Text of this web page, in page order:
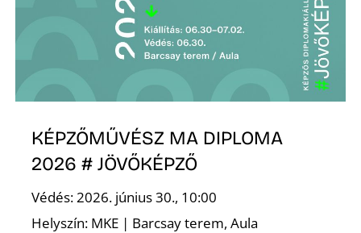
KÉPZŐMŰVÉSZ MA DIPLOMA
2026 # JÖVŐKÉPZŐ
Védés: 2026. június 30., 10:00
Helyszín: MKE | Barcsay terem, Aula